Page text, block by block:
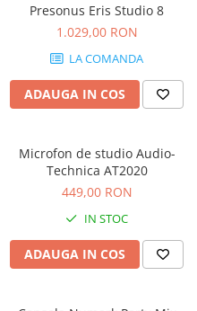
Presonus Eris Studio 8
1.029,00 RON
LA COMANDA
ADAUGA IN COS
Microfon de studio Audio-
Technica AT2020
449,00 RON
IN STOC
ADAUGA IN COS